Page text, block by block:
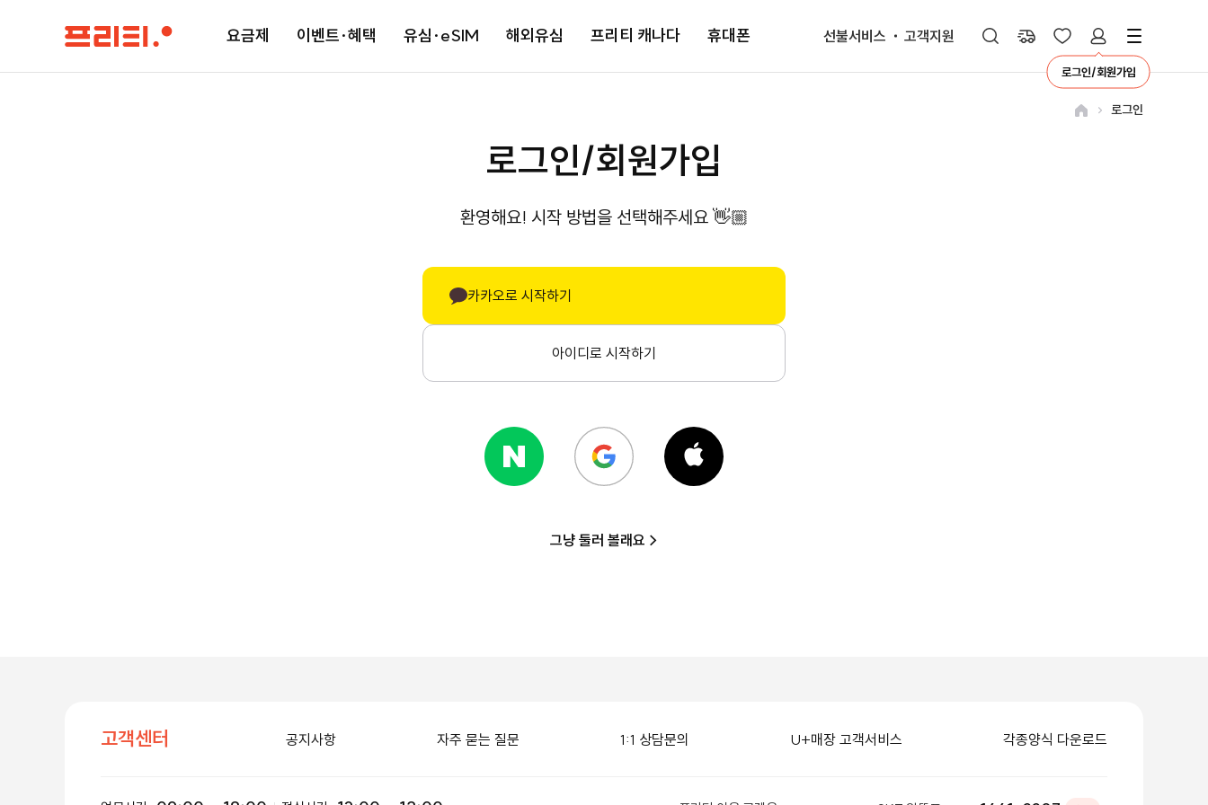
요금제 이벤트·혜택 유심·eSIM 해외유심 프리티 캐나다 휴대폰 선불서비스 고객지원
로그인/회원가입
로그인
로그인/회원가입
환영해요! 시작 방법을 선택해주세요 👋🏼
카카오로 시작하기
아이디로 시작하기
그냥 둘러 볼래요 >
고객센터 공지사항 자주 묻는 질문 1:1 상담문의 U+매장 고객서비스 각종양식 다운로드